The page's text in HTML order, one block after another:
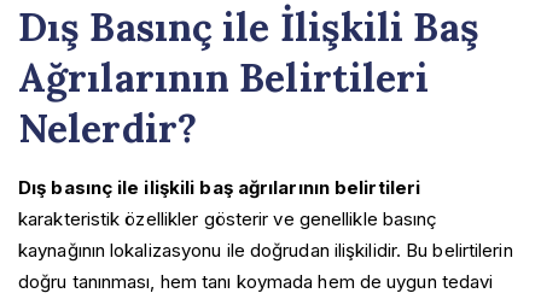
Dış Basınç ile İlişkili Baş
Ağrılarının Belirtileri
Nelerdir?
Dış basınç ile ilişkili baş ağrılarının belirtileri
karakteristik özellikler gösterir ve genellikle basınç
kaynağının lokalizasyonu ile doğrudan ilişkilidir. Bu belirtilerin
doğru tanınması, hem tanı koymada hem de uygun tedavi